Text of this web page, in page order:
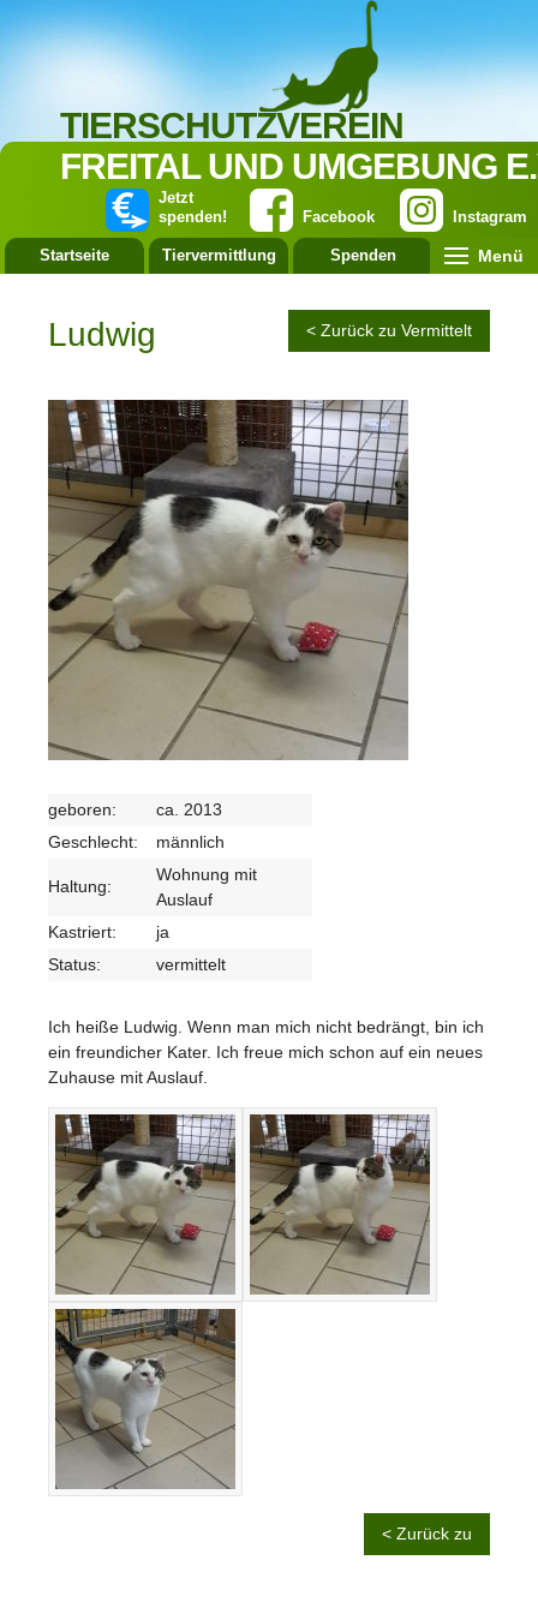
TIERSCHUTZVEREIN
FREITAL UND UMGEBUNG
Instagram
Facebook
Jetzt
spenden!
Startseite Tiervermittlung Spenden Menü
Ludwig < Zurück zu Vermittelt
geboren:
ca. 2013
Geschlecht:
männlich
Haltung:
Wohnung mit
Auslauf
Kastriert:
ja
Status:
vermittelt
Ich heiße Ludwig. Wenn man mich nicht bedrängt, bin ich
ein freundicher Kater. Ich freue mich schon auf ein neues
Zuhause mit Auslauf.
< Zurück zu